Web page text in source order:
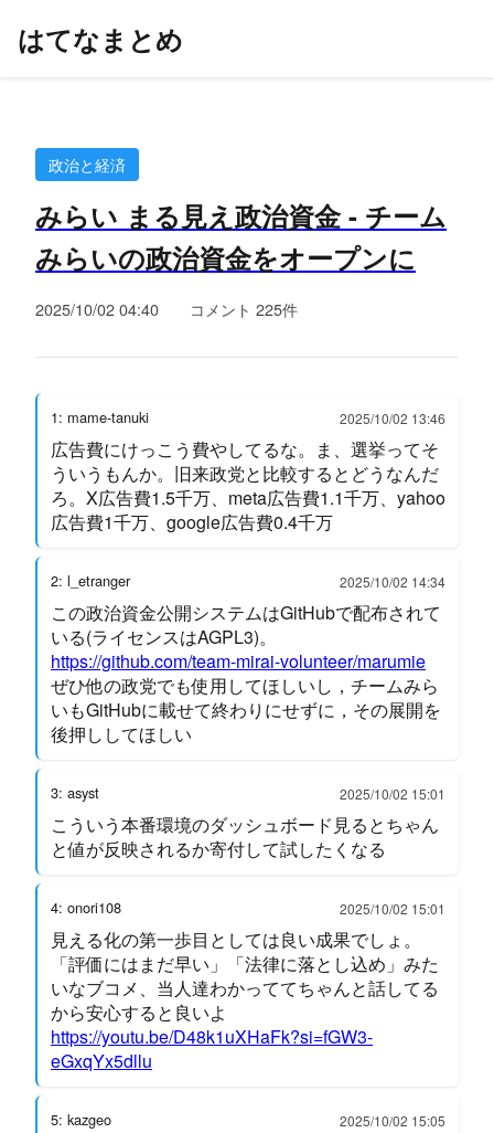
はてなまとめ
政治と経済
みらい まる見え政治資金 - チーム
みらいの政治資金をオープンに
2025/10/02 04:40 コメント 225件
1: mame-tanuki 2025/10/02 13:46
広告費にけっこう費やしてるな。ま、選挙ってそ
ういうもんか。旧来政党と比較するとどうなんだ
ろ。X広告費1.5千万、meta広告費1.1千万、yahoo
広告費1千万、google広告費0.4千万
2: l_etranger 2025/10/02 14:34
この政治資金公開システムはGitHubで配布されて
いる(ライセンスはAGPL3)。
https://github.com/team-mirai-volunteer/marumie
ぜひ他の政党でも使用してほしいし，チームみら
いもGitHubに載せて終わりにせずに，その展開を
後押ししてほしい
3: asyst 2025/10/02 15:01
こういう本番環境のダッシュボード見るとちゃん
と値が反映されるか寄付して試したくなる
4: onori108 2025/10/02 15:01
見える化の第一歩目としては良い成果でしょ。
「評価にはまだ早い」「法律に落とし込め」みた
いなブコメ、当人達わかっててちゃんと話してる
から安心すると良いよ
https://youtu.be/D48k1uXHaFk?si=fGW3-
eGxqYx5dllu
5: kazgeo 2025/10/02 15:05